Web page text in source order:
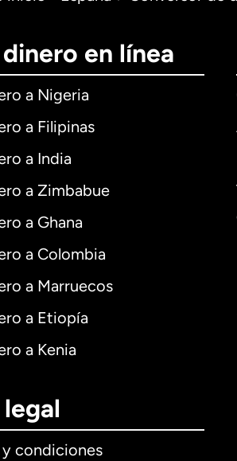
en línea
a Nigeria
a Filipinas
a India
a Zimbabue
a Ghana
a Colombia
a Marruecos
a Etiopía
a Kenia
y condiciones